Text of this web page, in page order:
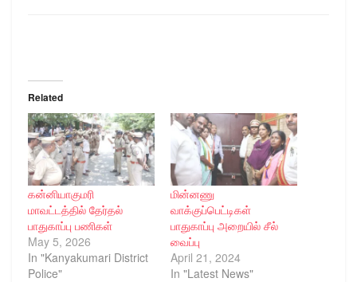
Related
கன்னியாகுமரி
மாவட்டத்தில் தேர்தல்
பாதுகாப்பு பணிகள்
May 5, 2026
In "Kanyakumari District
Police"
மின்னணு
வாக்குப்பெட்டிகள்
பாதுகாப்பு அறையில் சீல்
வைப்பு
April 21, 2024
In "Latest News"